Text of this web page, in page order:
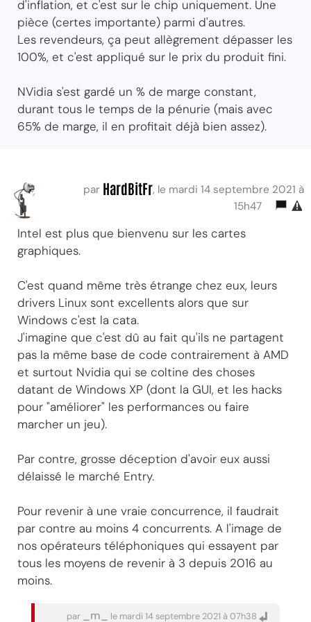
d'inflation, et c'est sur le chip uniquement. Une
pièce (certes importante) parmi d'autres.
Les revendeurs, ça peut allègrement dépasser les
100%, et c'est appliqué sur le prix du produit fini.
NVidia s'est gardé un % de marge constant,
durant tous le temps de la pénurie (mais avec
65% de marge, il en profitait déjà bien assez).
par HardBitFr, le mardi 14 septembre 2021 à
15h47
Intel est plus que bienvenu sur les cartes
graphiques.
C'est quand même très étrange chez eux, leurs
drivers Linux sont excellents alors que sur
Windows c'est la cata.
J'imagine que c'est dû au fait qu'ils ne partagent
pas la même base de code contrairement à AMD
et surtout Nvidia qui se coltine des choses
datant de Windows XP (dont la GUI, et les hacks
pour "améliorer" les performances ou faire
marcher un jeu).
Par contre, grosse déception d'avoir eux aussi
délaissé le marché Entry.
Pour revenir à une vraie concurrence, il faudrait
par contre au moins 4 concurrents. A l'image de
nos opérateurs téléphoniques qui essayent par
tous les moyens de revenir à 3 depuis 2016 au
moins.
par _m_ le mardi 14 septembre 2021 à 07h38